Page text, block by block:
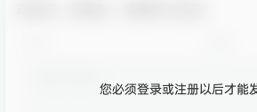
您必须登录或注册以后才能